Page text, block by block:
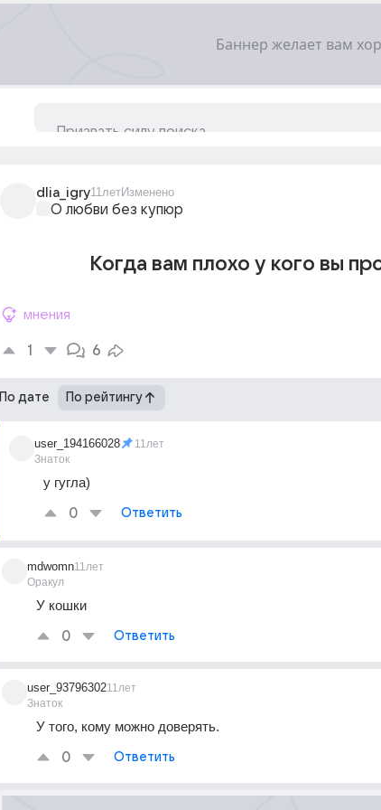
dlia_igry11летИзменено
О любви без купюр
Когда вам плохо у кого вы
мнения
1 6
По дате По рейтингу
user_194166028
Знаток
11лет
у гугла)
0 Ответить
mdwomn
Оракул
11лет
У кошки
0 Ответить
user_93796302
Знаток
11лет
У того, кому можно доверять.
0 Ответить